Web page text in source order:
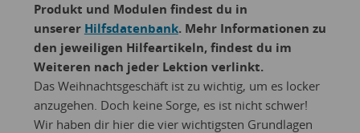
Produkt und Modulen findest du in
unserer Hilfsdatenbank. Mehr Informationen zu
den jeweiligen Hilfeartikeln, findest du im
Weiteren nach jeder Lektion verlinkt.
Das Weihnachtsgeschäft ist zu wichtig, um es locker
anzugehen. Doch keine Sorge, es ist nicht schwer!
Wir haben dir hier die vier wichtigsten Grundlagen